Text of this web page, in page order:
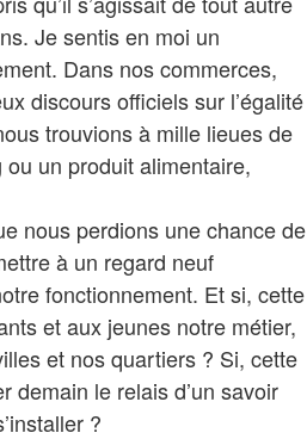
Je sentis en moi un
Dans nos commerces,
discours officiels sur l’égalité
trouvions à mille lieues de
un produit alimentaire,
nous perdions une chance de
à un regard neuf
fonctionnement. Et si, cette
et aux jeunes notre métier,
et nos quartiers ? Si, cette
demain le relais d’un savoir
?